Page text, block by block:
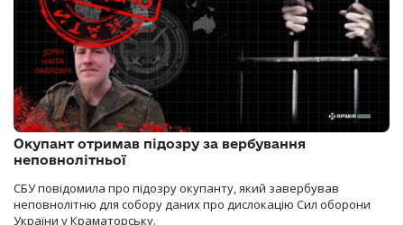
Окупант отримав підозру за вербування
неповнолітньої
СБУ повідомила про підозру окупанту, який завербував
неповнолітню для собору даних про дислокацію Сил оборони
України у Краматорську.